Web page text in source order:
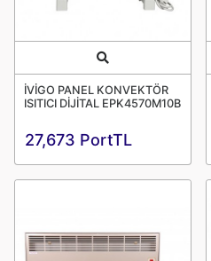
Quick View
İVİGO PANEL KONVEKTÖR
ISITICI DİJİTAL EPK4570M10B
27,673 PortTL